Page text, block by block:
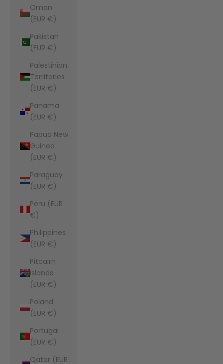
Oman
(EUR €)
Pakistan
(EUR €)
Palestinian
Territories
(EUR €)
Panama
(EUR €)
Papua New
Guinea
(EUR €)
Paraguay
(EUR €)
Peru (EUR
€)
Philippines
(EUR €)
Pitcairn
Islands
(EUR €)
Poland
(EUR €)
Portugal
(EUR €)
Qatar (EUR